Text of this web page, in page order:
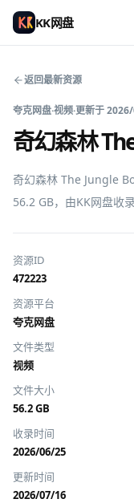
KK网盘
返回最新资源
夸克网盘·视频·更新于
奇幻森林
奇幻森林 The Jungle
56.2 GB，由KK网盘收
资源ID
472223
资源平台
夸克网盘
文件类型
视频
文件大小
56.2 GB
收录时间
2026/06/25
更新时间
2026/07/16